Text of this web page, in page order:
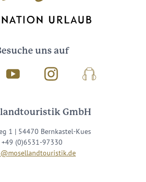
uns auf
Youtube InstagramPodcast
GmbH
1 | 54470 Bernkastel-Kues
+49 (0)6531-97330